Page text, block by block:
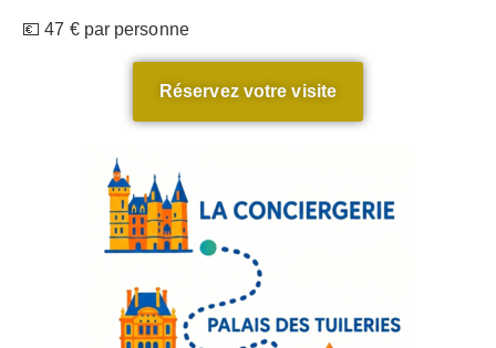
💶 47 € par personne
Réservez votre visite